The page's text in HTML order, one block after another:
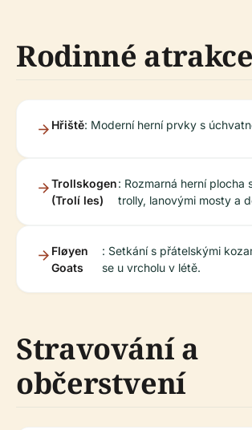
Rodinné atrakce
Hřiště: Moderní herní prvky s
Trollskogen
(Trolí les)
: Rozmarná herní plocha
trolly, lanovými mosty a
Fløyen
Goats
: Setkání s přátelskými
se u vrcholu v létě.
Stravování a
občerstvení